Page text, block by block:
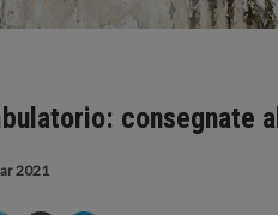
consegnate
2021